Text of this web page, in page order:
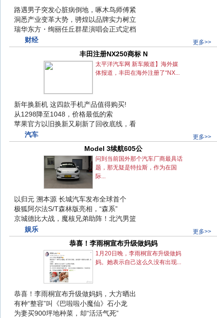
路遇男子突发心脏病倒地，啄木鸟师傅紧
路遇男子突发心脏病倒地，啄木鸟师傅紧
洞悉产业变革大势，骋煌以品牌实力树立
洞悉产业变革大势，骋煌以品牌实力树立
瑞华东方・绚丽任丘群星演唱会正式定档
瑞华东方・绚丽任丘群星演唱会正式定档
财经 更多>>
丰田注册NX250商标 N
丰田注册NX250商标 N
太平洋汽车网 新车频道】海外媒
体报道，丰田在海外注册了“NX...
新年换新机 这四款手机产品值得购买!
新年换新机 这四款手机产品值得购买!
从1298降至1048，价格最低的索
从1298降至1048，价格最低的索
苹果官方以旧换新又刷新了回收底线，看
苹果官方以旧换新又刷新了回收底线，看
汽车 更多>>
Model 3续航605公
Model 3续航605公
问到当前国外那个汽车厂商最具话
题，那无疑是特拉斯，作为在国
际...
以归元 溯本源 长城汽车发布全球首个
以归元 溯本源 长城汽车发布全球首个
极狐阿尔法S/T森林版亮相，“森系”
极狐阿尔法S/T森林版亮相，“森系”
京城德比大战，魔核兄弟助阵！北汽男篮
京城德比大战，魔核兄弟助阵！北汽男篮
娱乐 更多>>
恭喜！李雨桐宣布升级做妈妈
恭喜！李雨桐宣布升级做妈妈
1月20日晚，李雨桐宣布升级做妈
妈。她表示自己这么久没有出现...
恭喜！李雨桐宣布升级做妈妈，大方晒出
恭喜！李雨桐宣布升级做妈妈，大方晒出
有种“整容”叫《巴啦啦小魔仙》石小龙
有种“整容”叫《巴啦啦小魔仙》石小龙
为妻买900坪地种菜，却“活活气死”